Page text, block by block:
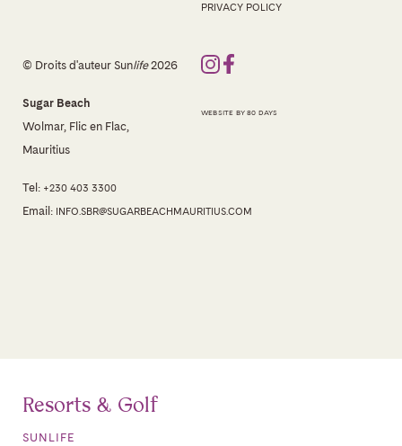
PRIVACY POLICY
© Droits d'auteur Sunlife2026
Sugar Beach
Wolmar, Flic en Flac,
Mauritius
Tel: +230 403 3300
Email: INFO.SBR@SUGARBEACHMAURITIUS.COM
WEBSITE BY 80 DAYS
Resorts & Golf
SUNLIFE